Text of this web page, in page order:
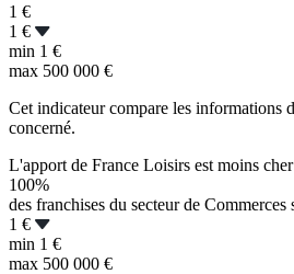
1 €
1 €
min 1 €
max 500 000 €
Cet indicateur compare les informations
concerné.
L'apport de France Loisirs est moins
100%
des franchises du secteur de Commerces
1 €
min 1 €
max 500 000 €